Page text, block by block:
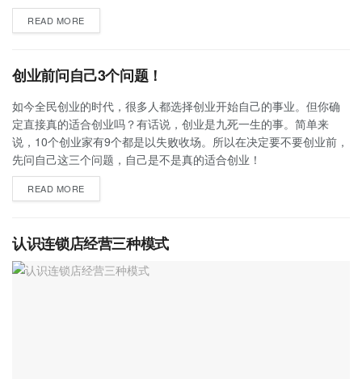
READ MORE
创业前问自己3个问题！
如今全民创业的时代，很多人都选择创业开始自己的事业。但你确
定直接真的适合创业吗？有话说，创业是九死一生的事。简单来
说，10个创业家有9个都是以失败收场。所以在决定要不要创业前，
先问自己这三个问题，自己是不是真的适合创业！
READ MORE
认识连锁店经营三种模式